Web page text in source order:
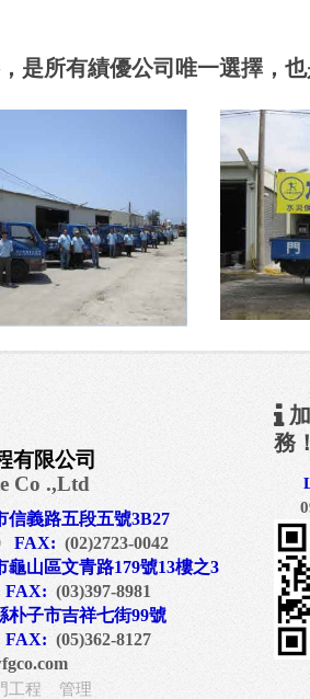
是所有績優公司唯一選擇，也
有限公司
Co .,Ltd
信義路五段五號3B27
FAX: (02)2723-0042
山區文青路179號13樓之3
(03)397-8981
朴子市吉祥七街99號
(05)362-8127
務！
工程 管理